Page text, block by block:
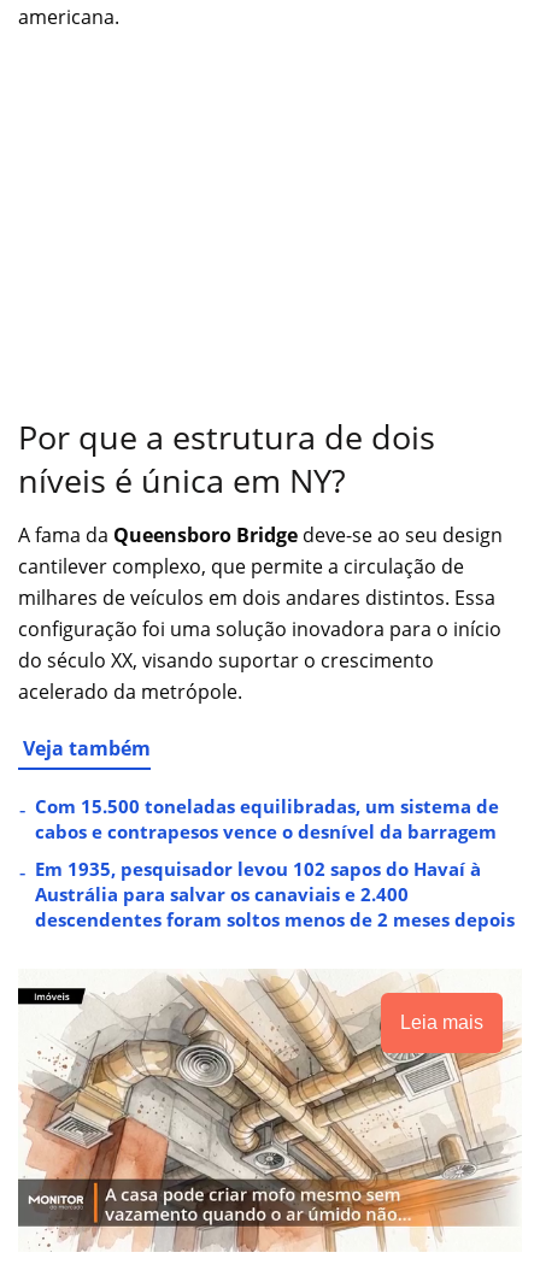
americana.
Por que a estrutura de dois
níveis é única em NY?
A fama da Queensboro Bridge deve-se ao seu design
cantilever complexo, que permite a circulação de
milhares de veículos em dois andares distintos. Essa
configuração foi uma solução inovadora para o início
do século XX, visando suportar o crescimento
acelerado da metrópole.
Veja também
Com 15.500 toneladas equilibradas, um sistema de
cabos e contrapesos vence o desnível da barragem
Em 1935, pesquisador levou 102 sapos do Havaí à
Austrália para salvar os canaviais e 2.400
descendentes foram soltos menos de 2 meses depois
Leia mais